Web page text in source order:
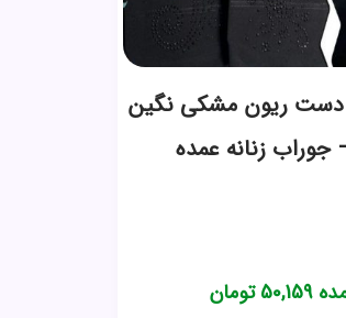
دست ریون مشکی نگین
جوراب زنانه عمده
50,159 تومان